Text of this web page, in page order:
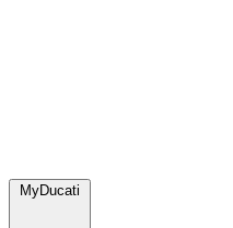
MyDucati